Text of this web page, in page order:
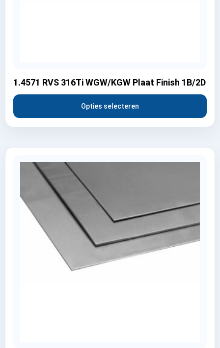
1.4571 RVS 316Ti WGW/KGW Plaat Finish 1B/2D
Opties selecteren